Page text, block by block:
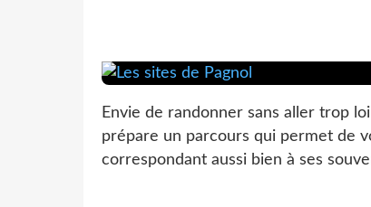
Envie de randonner sans aller trop
prépare un parcours qui permet de
correspondant aussi bien à ses